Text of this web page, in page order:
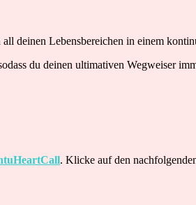
deinen Lebensbereichen in einem
du deinen ultimativen Wegweiser
. Klicke auf den